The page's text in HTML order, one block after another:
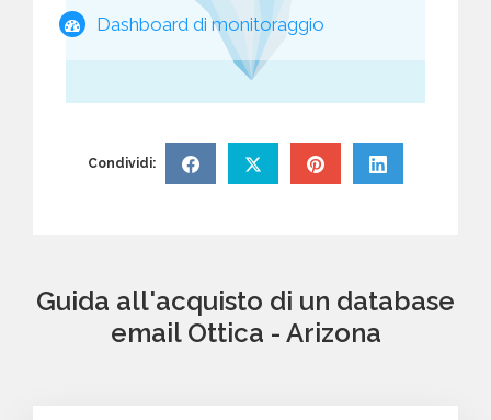
Dashboard di monitoraggio
Condividi:
Guida all'acquisto di un database
email Ottica - Arizona